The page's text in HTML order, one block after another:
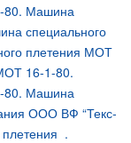
80. Машина
специального
плетения МОТ
16-1-80.
80. Машина
ООО ВФ “Текс-
плетения .